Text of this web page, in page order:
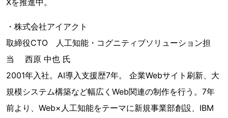
・株式会社アイアクト
取締役CTO 人工知能・コグニティブソリューション担
当 西原 中也 氏
2001年入社。AI導入支援歴7年。 企業Webサイト刷新、大
規模システム構築など幅広くWeb関連の制作を行う。7年
前より、Web×人工知能をテーマに新規事業部創設、IBM